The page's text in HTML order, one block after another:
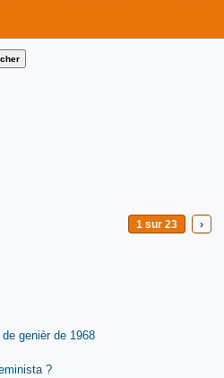
1 sur 23 ›
genièr de 1968
?